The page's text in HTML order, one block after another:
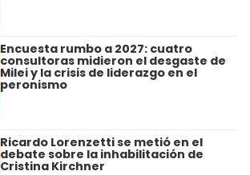
Encuesta rumbo a 2027: cuatro
consultoras midieron el desgaste de
Milei y la crisis de liderazgo en el
peronismo
Ricardo Lorenzetti se metió en el
debate sobre la inhabilitación de
Cristina Kirchner